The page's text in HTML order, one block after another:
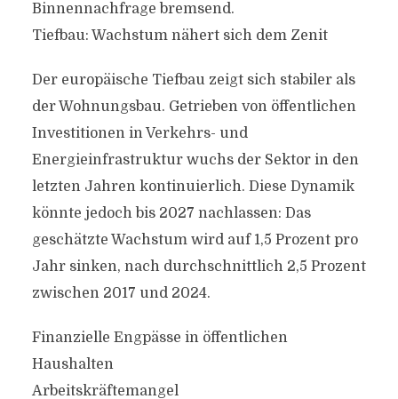
Binnennachfrage bremsend.
Tiefbau: Wachstum nähert sich dem Zenit
Der europäische Tiefbau zeigt sich stabiler als
der Wohnungsbau. Getrieben von öffentlichen
Investitionen in Verkehrs- und
Energieinfrastruktur wuchs der Sektor in den
letzten Jahren kontinuierlich. Diese Dynamik
könnte jedoch bis 2027 nachlassen: Das
geschätzte Wachstum wird auf 1,5 Prozent pro
Jahr sinken, nach durchschnittlich 2,5 Prozent
zwischen 2017 und 2024.
Finanzielle Engpässe in öffentlichen
Haushalten
Arbeitskräftemangel